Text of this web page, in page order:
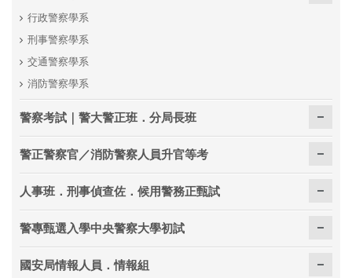
行政警察學系
刑事警察學系
交通警察學系
消防警察學系
警察考試｜警大警正班．分局長班
警正警察官／消防警察人員升官等考
人事班．刑事偵查佐．候用警務正甄試
警專甄選入學中央警察大學初試
國安局情報人員．情報組